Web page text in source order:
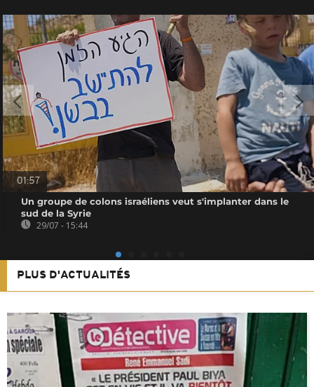
01:57
Un groupe de colons israéliens veut s'implanter dans le
sud de la Syrie
29/07 - 15:44
PLUS D'ACTUALITÉS